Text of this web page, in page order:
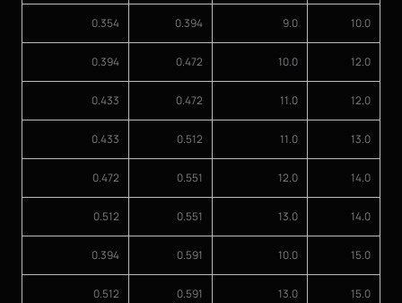
10.0
9.0
0.394
0.354
12.0
10.0
0.472
0.394
12.0
11.0
0.472
0.433
13.0
11.0
0.512
0.433
14.0
12.0
0.551
0.472
14.0
13.0
0.551
0.512
15.0
10.0
0.591
0.394
15.0
13.0
0.591
0.512